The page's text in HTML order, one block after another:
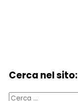
Cerca nel sito: